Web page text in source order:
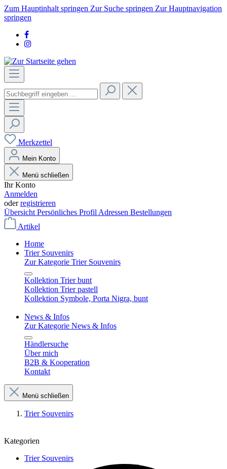
Zum Hauptinhalt springen Zur Suche springen Zur Hauptnavigation
springen
Merkzettel
Mein Konto
Menü schließen
Ihr Konto
Anmelden
oderregistrieren
Übersicht Persönliches Profil Adressen Bestellungen
Artikel
Home
Trier Souvenirs
Zur Kategorie Trier Souvenirs
Kollektion Trier bunt
Kollektion Trier pastell
Kollektion Symbole, Porta Nigra, bunt
News & Infos
Zur Kategorie News & Infos
Händlersuche
Über mich
B2B & Kooperation
Kontakt
Menü schließen
Trier Souvenirs
Kategorien
Trier Souvenirs